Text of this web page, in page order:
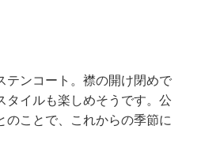
テンコート。襟の開け閉めで
タイルも楽しめそうです。公
ことで、これからの季節に